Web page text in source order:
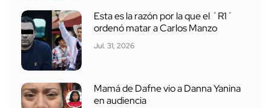
Esta es la razón por la que el ´R1´
ordenó matar a Carlos Manzo
Jul. 31, 2026
Mamá de Dafne vio a Danna Yanina
en audiencia